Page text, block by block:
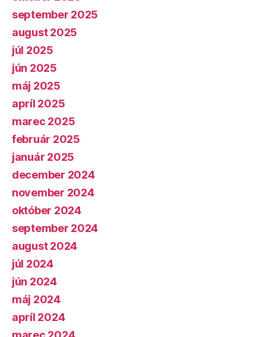
september 2025
august 2025
júl 2025
jún 2025
máj 2025
apríl 2025
marec 2025
február 2025
január 2025
december 2024
november 2024
október 2024
september 2024
august 2024
júl 2024
jún 2024
máj 2024
apríl 2024